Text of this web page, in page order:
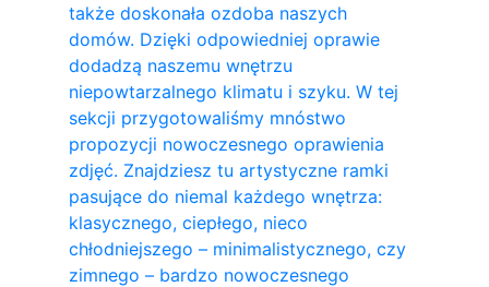
także doskonała ozdoba naszych
domów. Dzięki odpowiedniej oprawie
dodadzą naszemu wnętrzu
niepowtarzalnego klimatu i szyku. W tej
sekcji przygotowaliśmy mnóstwo
propozycji nowoczesnego oprawienia
zdjęć. Znajdziesz tu artystyczne ramki
pasujące do niemal każdego wnętrza:
klasycznego, ciepłego, nieco
chłodniejszego – minimalistycznego, czy
zimnego – bardzo nowoczesnego